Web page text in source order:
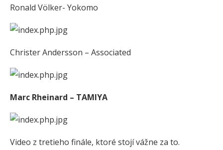
Ronald Völker- Yokomo
Christer Andersson – Associated
Marc Rheinard – TAMIYA
Video z tretieho finále, ktoré stojí vážne za to.